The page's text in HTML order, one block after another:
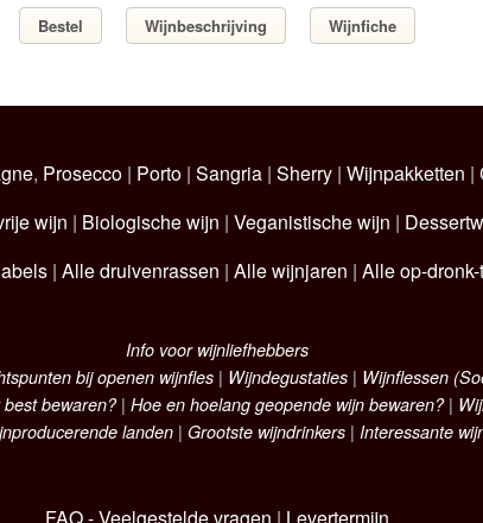
Bestel Wijnbeschrijving Wijnfiche
, Prosecco | Porto | Sangria | Sherry | Wijnpakketten |
wijn | Biologische wijn | Veganistische wijn |
| Alle druivenrassen | Alle wijnjaren | Alle op-
Info voor wijnliefhebbers
bij openen wijnfles | Wijndegustaties | Wijnflessen
bewaren?| Hoe en hoelang geopende wijn bewaren?|
landen | Grootste wijndrinkers | Interessante